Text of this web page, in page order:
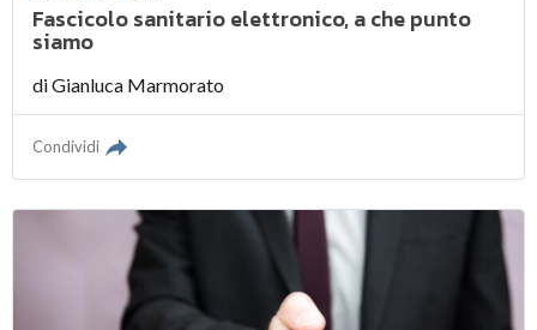
Fascicolo sanitario elettronico, a che punto
siamo
diGianluca Marmorato
Condividi